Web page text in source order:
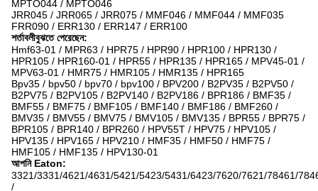
MPTO044 / MPTO046
JRR045 / JRR065 / JRR075 / MMF046 / MMF044 / MMF035
FRR090 / ERR130 / ERR147 / ERR100
শর্তাবলীবুঝতে পেরেছেন:
Hmf63-01 / MPR63 / HPR75 / HPR90 / HPR100 / HPR130 /
HPR105 / HPR160-01 / HPR55 / HPR135 / HPR165 / MPV45-01 /
MPV63-01 / HMR75 / HMR105 / HMR135 / HPR165
Bpv35 / bpv50 / bpv70 / bpv100 / BPV200 / B2PV35 / B2PV50 /
B2PV75 / B2PV105 / B2PV140 / B2PV186 / BPR186 / BMF35 /
BMF55 / BMF75 / BMF105 / BMF140 / BMF186 / BMF260 /
BMV35 / BMV55 / BMV75 / BMV105 / BMV135 / BPR55 / BPR75 /
BPR105 / BPR140 / BPR260 / HPV55T / HPV75 / HPV105 /
HPV135 / HPV165 / HPV210 / HMF35 / HMF50 / HMF75 /
HMF105 / HMF135 / HPV130-01
আপনি Eaton:
3321/3331/4621/4631/5421/5423/5431/6423/7620/7621/78461/
/